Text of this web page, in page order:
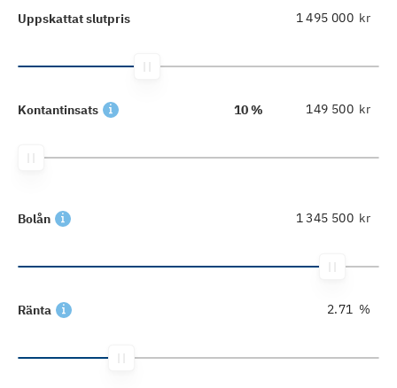
Uppskattat slutpris kr
Kontantinsats 10 % kr
Bolån kr
Ränta %